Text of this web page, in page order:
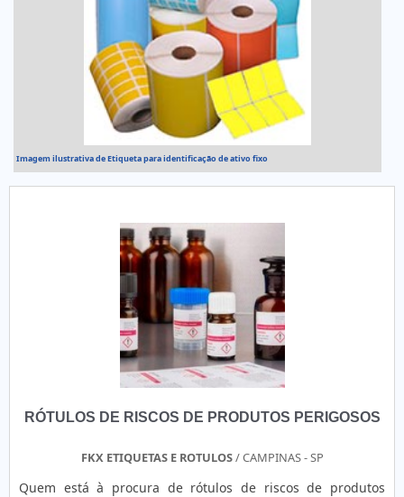
Imagem ilustrativa de Etiqueta para identificação de ativo fixo
RÓTULOS DE RISCOS DE PRODUTOS PERIGOSOS
FKX ETIQUETAS E ROTULOS/ CAMPINAS - SP
Quem está à procura de rótulos de riscos de produtos